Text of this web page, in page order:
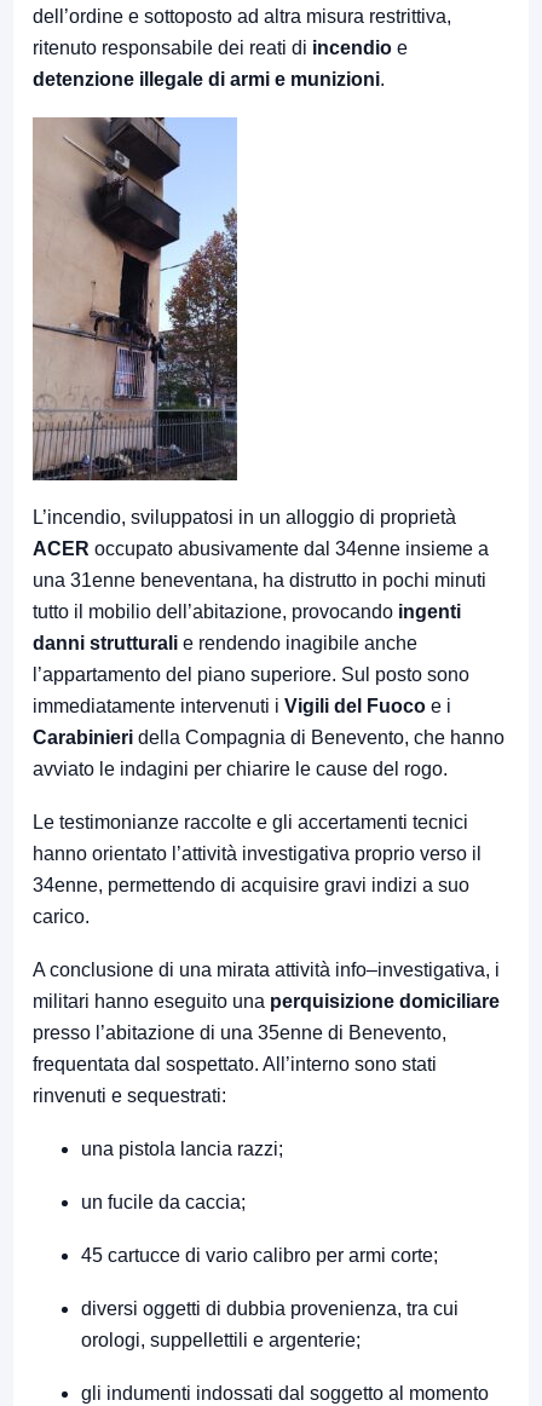
dell’ordine e sottoposto ad altra misura restrittiva,
ritenuto responsabile dei reati di incendio e
detenzione illegale di armi e munizioni.
L’incendio, sviluppatosi in un alloggio di proprietà
ACER occupato abusivamente dal 34enne insieme a
una 31enne beneventana, ha distrutto in pochi minuti
tutto il mobilio dell’abitazione, provocando ingenti
danni strutturali e rendendo inagibile anche
l’appartamento del piano superiore. Sul posto sono
immediatamente intervenuti i Vigili del Fuoco e i
Carabinieri della Compagnia di Benevento, che hanno
avviato le indagini per chiarire le cause del rogo.
Le testimonianze raccolte e gli accertamenti tecnici
hanno orientato l’attività investigativa proprio verso il
34enne, permettendo di acquisire gravi indizi a suo
carico.
A conclusione di una mirata attività info–investigativa, i
militari hanno eseguito una perquisizione domiciliare
presso l’abitazione di una 35enne di Benevento,
frequentata dal sospettato. All’interno sono stati
rinvenuti e sequestrati:
una pistola lancia razzi;
un fucile da caccia;
45 cartucce di vario calibro per armi corte;
diversi oggetti di dubbia provenienza, tra cui
orologi, suppellettili e argenterie;
gli indumenti indossati dal soggetto al momento